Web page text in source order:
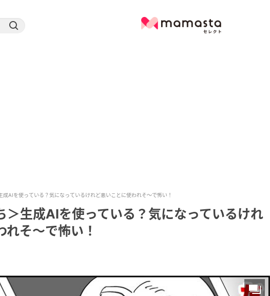
成AIを使っている？気になっているけれど悪いことに使われそ〜で怖い！
＞生成AIを使っている？気になっているけれ
れそ〜で怖い！